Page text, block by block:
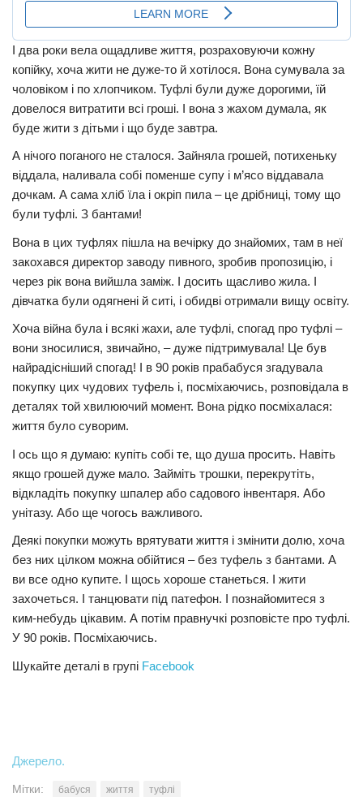
І два роки вела ощадливе життя, розраховуючи кожну
копійку, хоча жити не дуже-то й хотілося. Вона сумувала за
чоловіком і по хлопчиком. Туфлі були дуже дорогими, їй
довелося витратити всі гроші. І вона з жaxом думала, як
буде жити з дітьми і що буде завтра.
А нічого поганого не сталося. Зайняла грошей, потихеньку
віддала, наливала собі поменше супу і м’ясо віддавала
дочкам. А сама хліб їла і окріп пила – це дрібниці, тому що
були туфлі. З бантами!
Вона в цих туфлях пішла на вечірку до знайомих, там в неї
закохався директор заводу пивного, зробив пропозицію, і
через рік вона вийшла заміж. І досить щасливо жила. І
дівчатка були одягнені й ситі, і обидві отримали вищу освіту.
Хоча війна була і всякі жaxи, але туфлі, спогад про туфлi –
вони зносилися, звичайно, – дуже підтримувалa! Це був
найрадісніший спогад! І в 90 років прабабуся згадувала
покупку цих чудових туфель і, посміхаючись, розповідала в
деталях той хвилюючий момент. Вона рідко посміхалася:
життя було суворим.
І ось що я думаю: купіть собі те, що душа просить. Навіть
якщо грошей дуже мало. Займіть трошки, перекрутіть,
відкладіть покупку шпалер або садового інвентаря. Або
унітазу. Або ще чогось важливого.
Деякі покупки можуть врятувати життя і змінити долю, хоча
без них цілком можна обійтися – без туфель з бантами. А
ви все одно купите. І щось хороше станеться. І жити
захочеться. І танцювати під патефон. І познайомитеся з
ким-небудь цікавим. А потім правнучкі розповісте про туфлі.
У 90 років. Посміхаючись.
Шукайте деталі в групі Facebook
Джерело.
Мітки: бабуся життя туфлі